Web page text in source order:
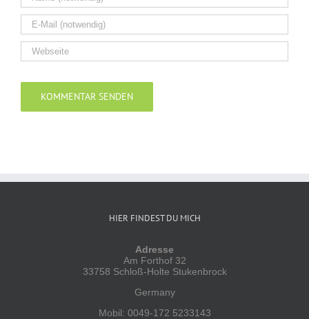
HIER FINDEST DU MICH
Adresse
Am Forthof 32
33758 Schloß-Holte Stukenbrock
Germany
Mobil: 0049-172 5233143